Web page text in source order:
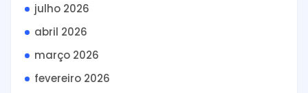
julho 2026
abril 2026
março 2026
fevereiro 2026